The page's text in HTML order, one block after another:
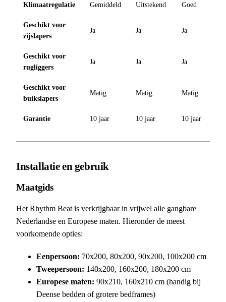
Klimaatregulatie Gemiddeld Uitstekend Goed
Geschikt voor
zijslapers
Ja Ja Ja
Geschikt voor
rugliggers
Ja Ja Ja
Geschikt voor
buikslapers
Matig Matig Matig
Garantie 10 jaar 10 jaar 10 jaar
Installatie en gebruik
Maatgids
Het Rhythm Beat is verkrijgbaar in vrijwel alle gangbare
Nederlandse en Europese maten. Hieronder de meest
voorkomende opties:
Eenpersoon: 70x200, 80x200, 90x200, 100x200 cm
Tweepersoon: 140x200, 160x200, 180x200 cm
Europese maten: 90x210, 160x210 cm (handig bij
Deense bedden of grotere bedframes)